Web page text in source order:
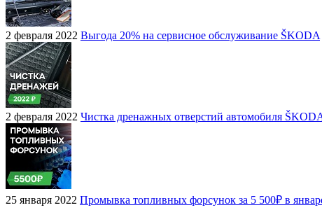
2 февраля 2022 Выгода 20% на сервисное обслуживание ŠKODA
2 февраля 2022 Чистка дренажных отверстий автомобиля
25 января 2022 Промывка топливных форсунок за 5 500₽ в